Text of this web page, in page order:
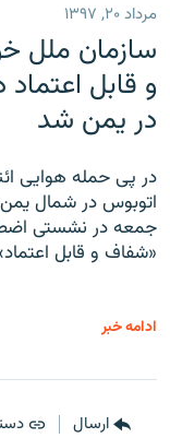
مرداد ۲۰, ۱۳۹۷
سازمان ملل
و قابل
در یمن شد
در پی حمله هوایی
اتوبوس در شمال
جمعه در نشستی
«شفاف و قابل
ادامه خبر
ارسال